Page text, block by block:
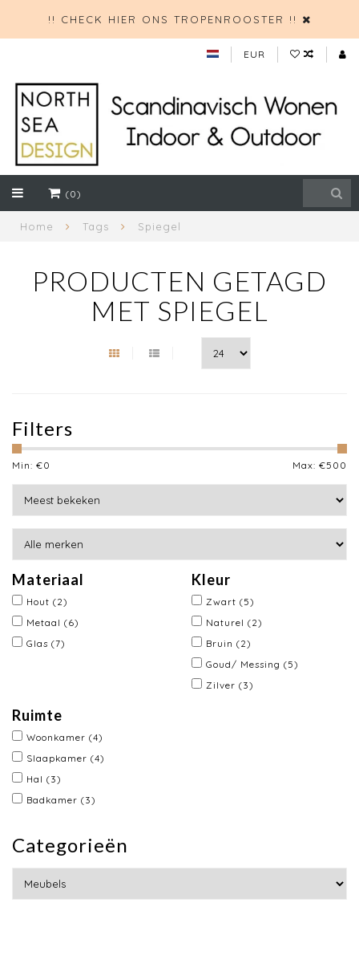
!! CHECK HIER ONS TROPENROOSTER !!
EUR
(0)
Home Tags Spiegel
PRODUCTEN GETAGD
MET SPIEGEL
Filters
Min: €0 Max: €500
Materiaal
Hout (2)
Metaal (6)
Glas (7)
Kleur
Zwart (5)
Naturel (2)
Bruin (2)
Goud/ Messing (5)
Zilver (3)
Ruimte
Woonkamer (4)
Slaapkamer (4)
Hal (3)
Badkamer (3)
Categorieën